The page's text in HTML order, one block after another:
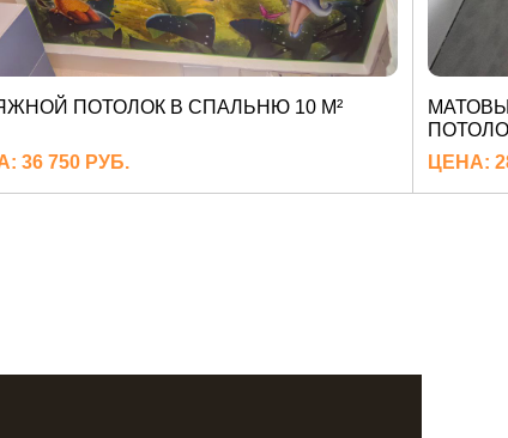
36 750 РУБ. ЦЕНА:
ПОТОЛОК В СПАЛЬНЮ 10 М²